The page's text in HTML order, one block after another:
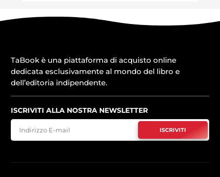
TaBook è una piattaforma di acquisto online
dedicata esclusivamente al mondo del libro e
dell’editoria indipendente.
ISCRIVITI ALLA NOSTRA NEWSLETTER
ISCRIVITI